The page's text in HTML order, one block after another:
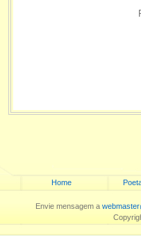
Home
Envie mensagem a